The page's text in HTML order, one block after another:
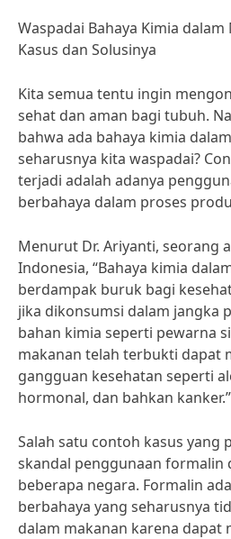
Waspadai Bahaya Kimia
Kasus dan Solusinya
Kita semua tentu ingin
sehat dan aman bagi tubuh.
bahwa ada bahaya kimia
seharusnya kita waspadai?
terjadi adalah adanya
berbahaya dalam proses
Menurut Dr. Ariyanti, seorang
Indonesia, “Bahaya kimia
berdampak buruk bagi
jika dikonsumsi dalam jangka
bahan kimia seperti pewarna
makanan telah terbukti dapat
gangguan kesehatan seperti
hormonal, dan bahkan kanker.”
Salah satu contoh kasus yang
skandal penggunaan formalin
beberapa negara. Formalin
berbahaya yang seharusnya
dalam makanan karena dapat